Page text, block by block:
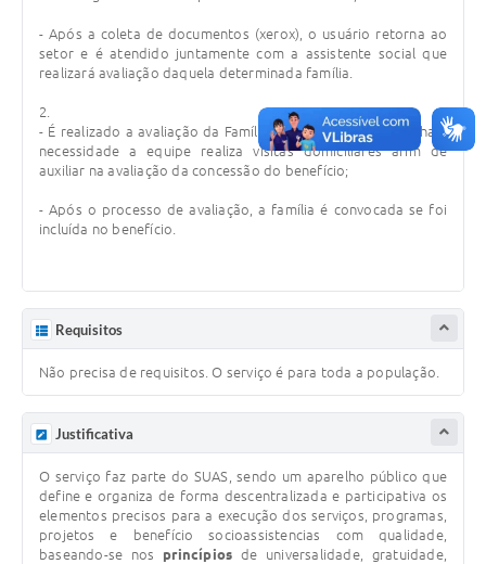
- Após a coleta de documentos (xerox), o usuário retorna ao
setor e é atendido juntamente com a assistente social que
realizará avaliação daquela determinada família.
2.
- É realizado a avaliação da Família neste momento, caso haja
necessidade a equipe realiza visitas domiciliares afim de
auxiliar na avaliação da concessão do benefício;
- Após o processo de avaliação, a família é convocada se foi
incluída no benefício.
Requisitos
Não precisa de requisitos. O serviço é para toda a população.
Justificativa
O serviço faz parte do SUAS, sendo um aparelho público que
define e organiza de forma descentralizada e participativa os
elementos precisos para a execução dos serviços, programas,
projetos e benefício socioassistencias com qualidade,
baseando-se nos princípios de universalidade, gratuidade,